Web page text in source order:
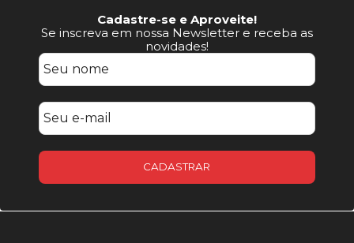
Cadastre-se e Aproveite!
Se inscreva em nossa Newsletter e receba as
novidades!
CADASTRAR